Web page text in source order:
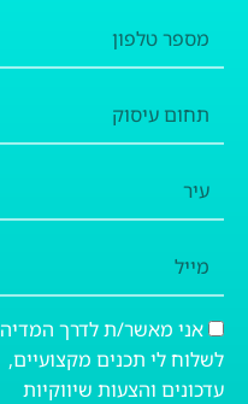
טלפון
עיסוק
אני מאשר/ת לדרך המדיה
לשלוח לי תכנים מקצועיים,
עדכונים והצעות שיווקיות